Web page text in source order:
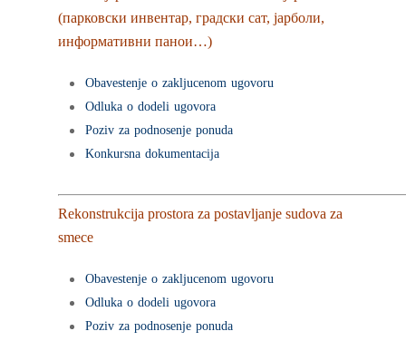
(парковски инвентар, градски сат, јарболи,
информативни панои…)
Obavestenje o zakljucenom ugovoru
Odluka o dodeli ugovora
Poziv za podnosenje ponuda
Konkursna dokumentacija
Rekonstrukcija prostora za postavljanje sudova za
smece
Obavestenje o zakljucenom ugovoru
Odluka o dodeli ugovora
Poziv za podnosenje ponuda